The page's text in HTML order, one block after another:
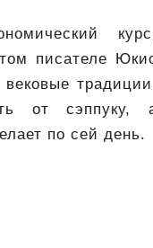
писателе
от сэппуку,
по сей день.